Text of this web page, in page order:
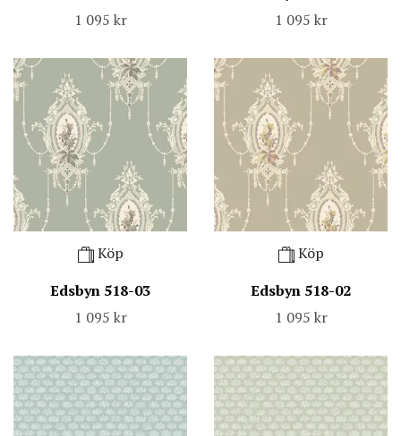
1 095 kr
1 095 kr
Köp
Edsbyn 518-03
1 095 kr
Köp
Edsbyn 518-02
1 095 kr